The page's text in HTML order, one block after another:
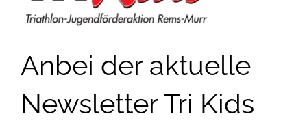
Anbei der aktuelle
Newsletter Tri Kids